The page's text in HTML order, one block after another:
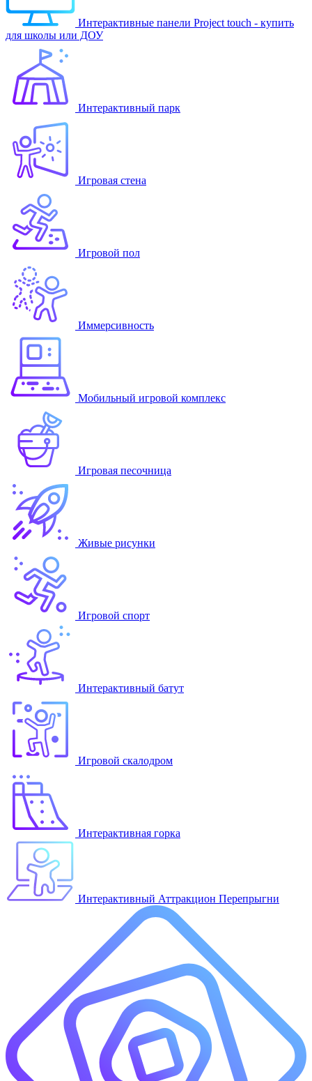
Интерактивные панели Project touch - купить
для школы или ДОУ
Интерактивный парк
Игровая стена
Игровой пол
Иммерсивность
Мобильный игровой комплекс
Игровая песочница
Живые рисунки
Игровой спорт
Интерактивный батут
Игровой скалодром
Интерактивная горка
Интерактивный Аттракцион Перепрыгни